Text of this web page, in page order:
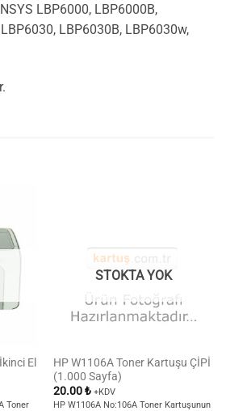
LBP6000, LBP6000B,
LBP6030B, LBP6030w,
El
Toner
STOKTA YOK
HP W1106A Toner Kartuşu ÇİPİ
(1.000 Sayfa)
20.00₺ +KDV
HP W1106A No:106A Toner Kartuşunun